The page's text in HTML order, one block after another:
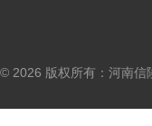
© 2026 版权所有：河南信